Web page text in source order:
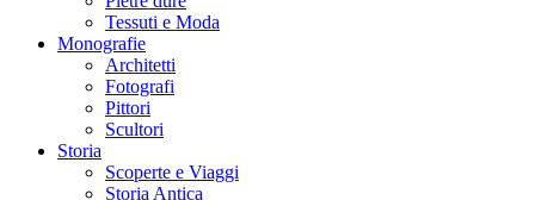
Tessuti e Moda
Monografie
Architetti
Fotografi
Pittori
Scultori
Storia
Scoperte e Viaggi
Storia Antica